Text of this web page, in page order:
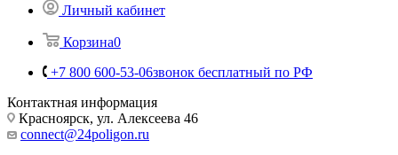
Личный кабинет
Корзина0
+7 800 600-53-06звонок бесплатный по РФ
Контактная информация
Красноярск, ул. Алексеева 46
connect@24poligon.ru